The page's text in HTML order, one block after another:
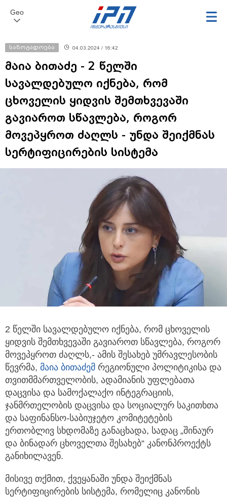
Geo
საზოგადოება 04.03.2024 / 16:42
მაია ბითაძე - 2 წელში
სავალდებულო იქნება, რომ
ცხოველის ყიდვის შემთხვევაში
გავიაროთ სწავლება, როგორ
მოვეპყროთ ძაღლს - უნდა შეიქმნას
სერტიფიცირების სისტემა
2 წელში სავალდებულო იქნება, რომ ცხოველის
ყიდვის შემთხვევაში გავიაროთ სწავლება, როგორ
მოვეპყროთ ძაღლს,- ამის შესახებ უმრავლესობის
წევრმა, მაია ბითაძემ რეგიონული პოლიტიკისა და
თვითმმართველობის, ადამიანის უფლებათა
დაცვისა და სამოქალაქო ინტეგრაციის,
ჯანმრთელობის დაცვისა და სოციალურ საკითხთა
და საფინანსო-საბიუჯეტო კომიტეტების
ერთობლივ სხდომაზე განაცხადა, სადაც „შინაურ
და ბინადარ ცხოველთა შესახებ“ კანონპროექტს
განიხილავენ.
მისივე თქმით, ქვეყანაში უნდა შეიქმნას
სერტიფიცირების სისტემა, რომელიც კანონის